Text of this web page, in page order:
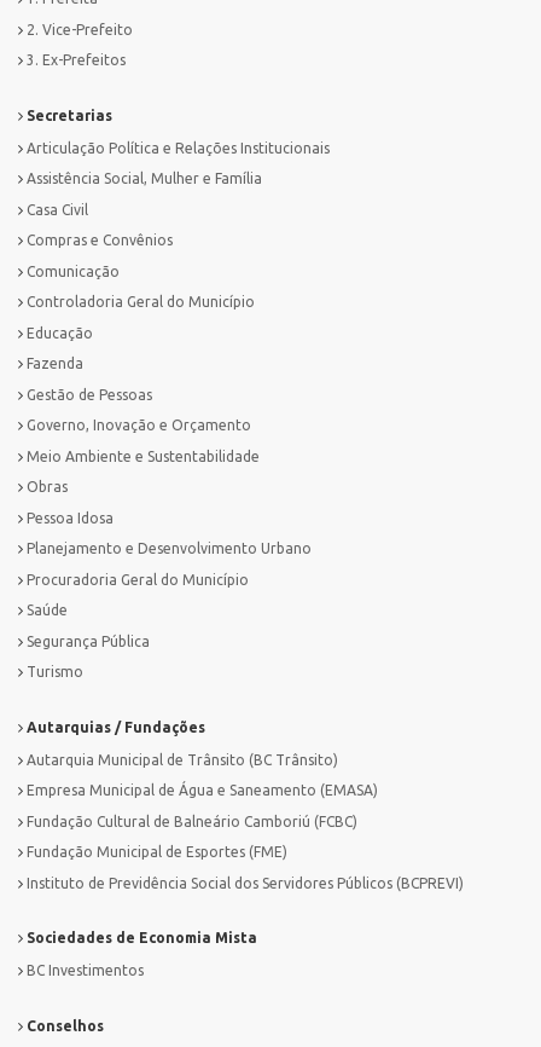
2. Vice-Prefeito
3. Ex-Prefeitos
Secretarias
Articulação Política e Relações Institucionais
Assistência Social, Mulher e Família
Casa Civil
Compras e Convênios
Comunicação
Controladoria Geral do Município
Educação
Fazenda
Gestão de Pessoas
Governo, Inovação e Orçamento
Meio Ambiente e Sustentabilidade
Obras
Pessoa Idosa
Planejamento e Desenvolvimento Urbano
Procuradoria Geral do Município
Saúde
Segurança Pública
Turismo
Autarquias / Fundações
Autarquia Municipal de Trânsito (BC Trânsito)
Empresa Municipal de Água e Saneamento (EMASA)
Fundação Cultural de Balneário Camboriú (FCBC)
Fundação Municipal de Esportes (FME)
Instituto de Previdência Social dos Servidores Públicos (BCPREVI)
Sociedades de Economia Mista
BC Investimentos
Conselhos